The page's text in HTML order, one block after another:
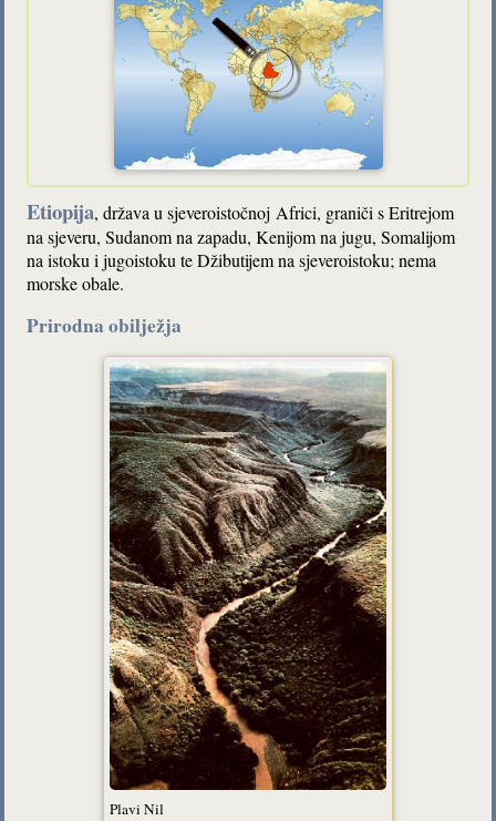
Etiopija, država u sjeveroistočnoj Africi, graniči s Eritrejom
na sjeveru, Sudanom na zapadu, Kenijom na jugu, Somalijom
na istoku i jugoistoku te Džibutijem na sjeveroistoku; nema
morske obale.
Prirodna obilježja
Plavi Nil